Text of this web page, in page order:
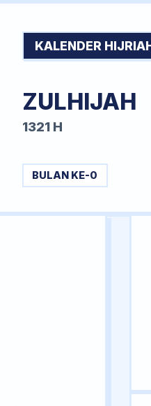
KALENDER
ZULHIJAH
1321 H
BULAN KE-0